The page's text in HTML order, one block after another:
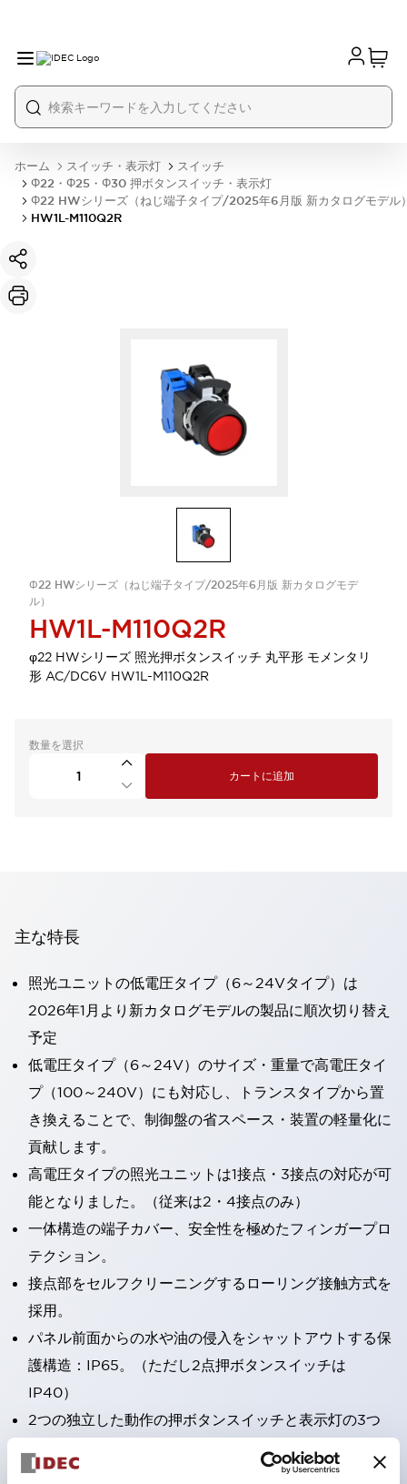
ホーム スイッチ・表示灯
スイッチ
Φ22・Φ25・Φ30 押ボタンスイッチ・表示灯
Φ22 HWシリーズ（ねじ端子タイプ/2025年6月版 新カタログモデル
HW1L-M110Q2R
Φ22 HWシリーズ（ねじ端子タイプ/2025年6月版 新カタログモデ
ル）
HW1L-M110Q2R
φ22 HWシリーズ 照光押ボタンスイッチ 丸平形 モメンタリ
形 AC/DC6V HW1L-M110Q2R
数量を選択
カートに追加
主な特長
照光ユニットの低電圧タイプ（6～24Vタイプ）は
2026年1月より新カタログモデルの製品に順次切り替え
予定
低電圧タイプ（6～24V）のサイズ・重量で高電圧タイ
プ（100～240V）にも対応し、トランスタイプから置
き換えることで、制御盤の省スペース・装置の軽量化に
貢献します。
高電圧タイプの照光ユニットは1接点・3接点の対応が可
能となりました。（従来は2・4接点のみ）
一体構造の端子カバー、安全性を極めたフィンガープロ
テクション。
接点部をセルフクリーニングするローリング接触方式を
採用。
パネル前面からの水や油の侵入をシャットアウトする保
護構造：IP65。（ただし2点押ボタンスイッチは
IP40）
2つの独立した動作の押ボタンスイッチと表示灯の3つ
の機能を1つのスイッチで可能にした2点押ボタンスイッ
チも完備。